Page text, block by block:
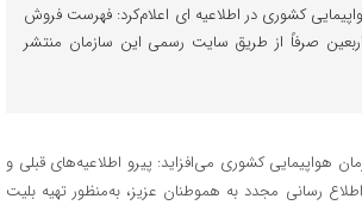
کشوری در اطلاعیه ای اعلام‌کرد: فهرست فروش
صرفاً از طریق سایت رسمی این سازمان منتشر
هواپیمایی کشوری می‌افزاید: پیرو اطلاعیه‌های قبلی و
رسانی مجدد به هموطنان عزیز، به‌منظور تهیه بلیت